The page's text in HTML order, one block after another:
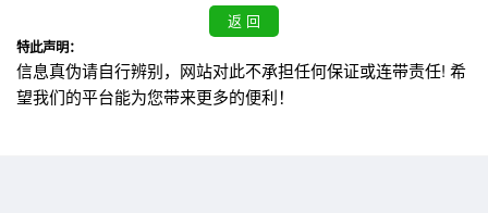
特此声明：
信息真伪请自行辨别，网站对此不承担任何保证或连带责任! 希
望我们的平台能为您带来更多的便利！